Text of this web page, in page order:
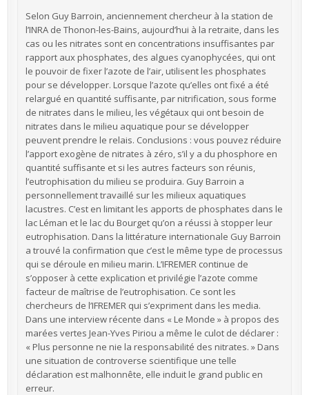
Selon Guy Barroin, anciennement chercheur à la station de
l’INRA de Thonon-les-Bains, aujourd’hui à la retraite, dans les
cas ou les nitrates sont en concentrations insuffisantes par
rapport aux phosphates, des algues cyanophycées, qui ont
le pouvoir de fixer l’azote de l’air, utilisent les phosphates
pour se développer. Lorsque l’azote qu’elles ont fixé a été
relargué en quantité suffisante, par nitrification, sous forme
de nitrates dans le milieu, les végétaux qui ont besoin de
nitrates dans le milieu aquatique pour se développer
peuvent prendre le relais. Conclusions : vous pouvez réduire
l’apport exogène de nitrates à zéro, s’il y a du phosphore en
quantité suffisante et si les autres facteurs son réunis,
l’eutrophisation du milieu se produira. Guy Barroin a
personnellement travaillé sur les milieux aquatiques
lacustres. C’est en limitant les apports de phosphates dans le
lac Léman et le lac du Bourget qu’on a réussi à stopper leur
eutrophisation. Dans la littérature internationale Guy Barroin
a trouvé la confirmation que c’est le même type de processus
qui se déroule en milieu marin. L’IFREMER continue de
s’opposer à cette explication et privilégie l’azote comme
facteur de maîtrise de l’eutrophisation. Ce sont les
chercheurs de l’IFREMER qui s’expriment dans les media.
Dans une interview récente dans « Le Monde » à propos des
marées vertes Jean-Yves Piriou a même le culot de déclarer :
« Plus personne ne nie la responsabilité des nitrates. » Dans
une situation de controverse scientifique une telle
déclaration est malhonnête, elle induit le grand public en
erreur.